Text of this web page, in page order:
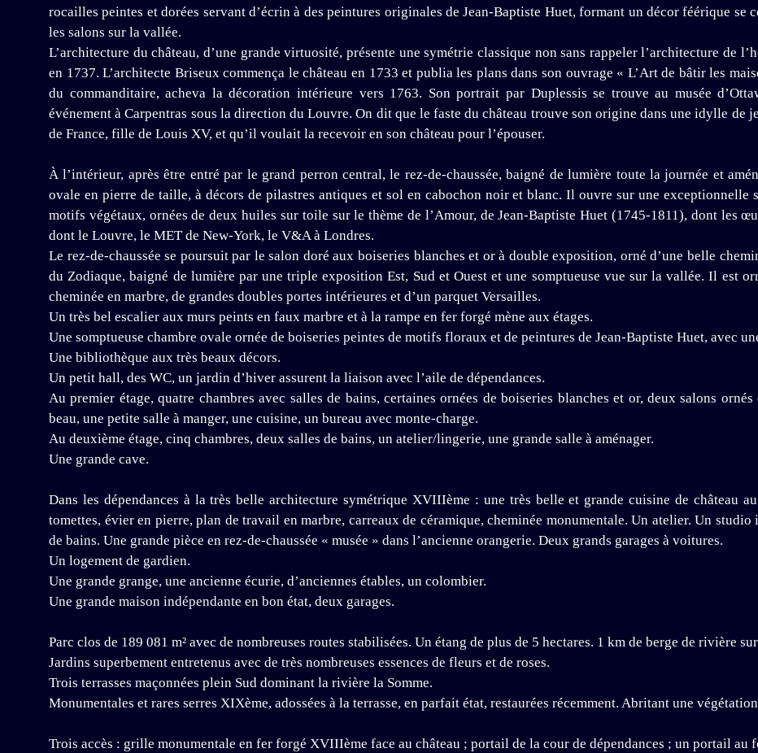
rocailles peintes et dorées servant d’écrin à des peintures originales de Jean-Baptiste Huet, formant un décor féérique
les salons sur la vallée.
L’architecture du château, d’une grande virtuosité, présente une symétrie classique non sans rappeler l’architecture de
en 1737. L’architecte Briseux commença le château en 1733 et publia les plans dans son ouvrage « L’Art de bâtir les
du commanditaire, acheva la décoration intérieure vers 1763. Son portrait par Duplessis se trouve au musée
événement à Carpentras sous la direction du Louvre. On dit que le faste du château trouve son origine dans une idylle de
de France, fille de Louis XV, et qu’il voulait la recevoir en son château pour l’épouser.
À l’intérieur, après être entré par le grand perron central, le rez-de-chaussée, baigné de lumière toute la journée et
ovale en pierre de taille, à décors de pilastres antiques et sol en cabochon noir et blanc. Il ouvre sur une exceptionnelle
motifs végétaux, ornées de deux huiles sur toile sur le thème de l’Amour, de Jean-Baptiste Huet (1745-1811), dont les
dont le Louvre, le MET de New-York, le V&A à Londres.
Le rez-de-chaussée se poursuit par le salon doré aux boiseries blanches et or à double exposition, orné d’une belle
du Zodiaque, baigné de lumière par une triple exposition Est, Sud et Ouest et une somptueuse vue sur la vallée. Il est
cheminée en marbre, de grandes doubles portes intérieures et d’un parquet Versailles.
Un très bel escalier aux murs peints en faux marbre et à la rampe en fer forgé mène aux étages.
Une somptueuse chambre ovale ornée de boiseries peintes de motifs floraux et de peintures de Jean-Baptiste Huet, avec
Une bibliothèque aux très beaux décors.
Un petit hall, des WC, un jardin d’hiver assurent la liaison avec l’aile de dépendances.
Au premier étage, quatre chambres avec salles de bains, certaines ornées de boiseries blanches et or, deux salons
beau, une petite salle à manger, une cuisine, un bureau avec monte-charge.
Au deuxième étage, cinq chambres, deux salles de bains, un atelier/lingerie, une grande salle à aménager.
Une grande cave.
Dans les dépendances à la très belle architecture symétrique XVIIIème : une très belle et grande cuisine de château
tomettes, évier en pierre, plan de travail en marbre, carreaux de céramique, cheminée monumentale. Un atelier. Un
de bains. Une grande pièce en rez-de-chaussée « musée » dans l’ancienne orangerie. Deux grands garages à voitures.
Un logement de gardien.
Une grande grange, une ancienne écurie, d’anciennes étables, un colombier.
Une grande maison indépendante en bon état, deux garages.
Parc clos de 189 081 m² avec de nombreuses routes stabilisées. Un étang de plus de 5 hectares. 1 km de berge de rivière
Jardins superbement entretenus avec de très nombreuses essences de fleurs et de roses.
Trois terrasses maçonnées plein Sud dominant la rivière la Somme.
Monumentales et rares serres XIXème, adossées à la terrasse, en parfait état, restaurées récemment. Abritant une
Trois accès : grille monumentale en fer forgé XVIIIème face au château ; portail de la cour de dépendances ; un portail au